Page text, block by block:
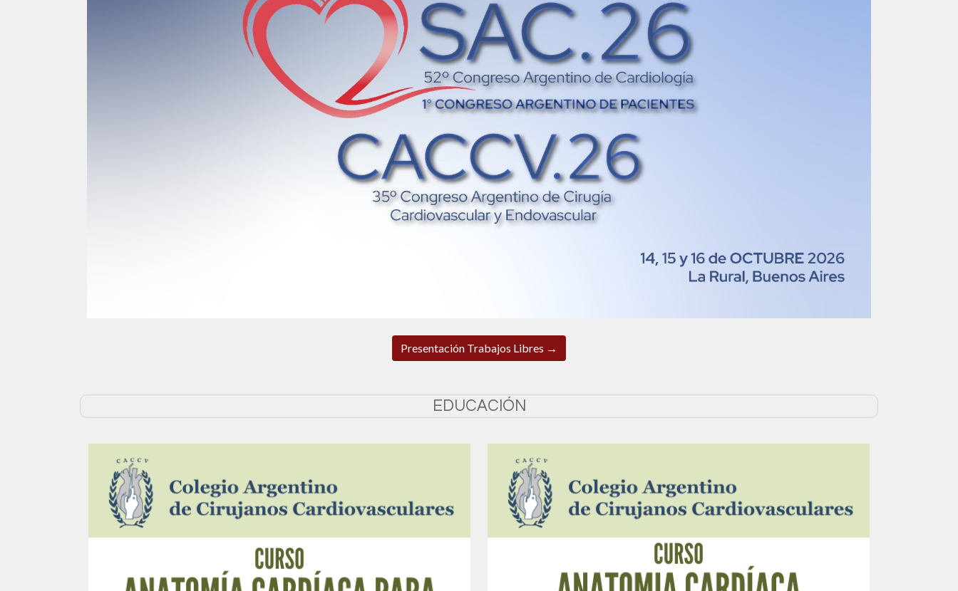
Presentación Trabajos Libres →
EDUCACIÓN